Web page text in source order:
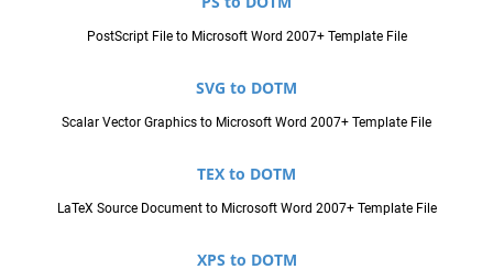
PostScript File to Microsoft Word 2007+ Template File
SVG to DOTM
Scalar Vector Graphics to Microsoft Word 2007+ Template File
TEX to DOTM
LaTeX Source Document to Microsoft Word 2007+ Template File
XPS to DOTM